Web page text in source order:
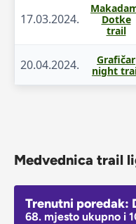
17.03.2024.
Dotke
trail
20.04.2024.
Grafičar
night
Medvednica trail
Trenutni poredak:
68. mjesto ukupno i